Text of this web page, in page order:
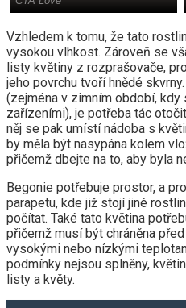
Vzhledem k tomu, že tato
vysokou vlhkost. Zároveň se
listy květiny z rozprašovače,
jeho povrchu tvoří hnědé
(zejména v zimním období,
zařízeními), je potřeba tác
něj se pak umístí nádoba s
by měla být nasypána kolem
přičemž dbejte na to, aby byla
Begonie potřebuje prostor, a
parapetu, kde již stojí jiné
počítat. Také tato květina
přičemž musí být chráněna
vysokými nebo nízkými
podmínky nejsou splněny,
listy a květy.